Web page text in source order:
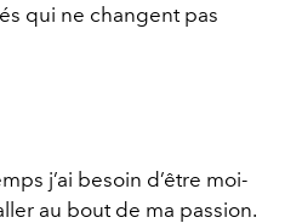
qui ne changent pas
j’ai besoin d’être moi-
au bout de ma passion.